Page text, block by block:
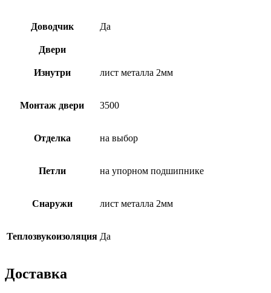
Доводчик Да
Двери
Изнутри лист металла 2мм
Монтаж двери 3500
Отделка на выбор
Петли на упорном подшипнике
Снаружи лист металла 2мм
Теплозвукоизоляция Да
Доставка